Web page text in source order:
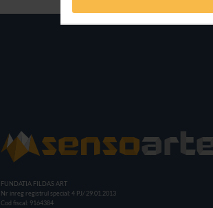
FUNDATIA FILDAS ART
Nr inreg registrul special: 4 PJ/ 29.01.2013
Cod fiscal: 9164384